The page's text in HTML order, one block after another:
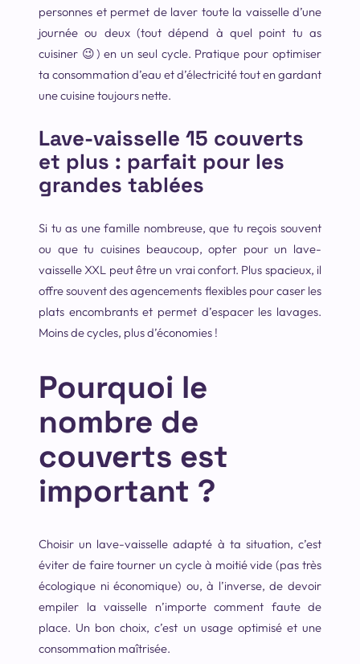
personnes et permet de laver toute la vaisselle d’une
journée ou deux (tout dépend à quel point tu as
cuisiner 😉) en un seul cycle. Pratique pour optimiser
ta consommation d’eau et d’électricité tout en gardant
une cuisine toujours nette.
Lave-vaisselle 15 couverts
et plus : parfait pour les
grandes tablées
Si tu as une famille nombreuse, que tu reçois souvent
ou que tu cuisines beaucoup, opter pour un lave-
vaisselle XXL peut être un vrai confort. Plus spacieux, il
offre souvent des agencements flexibles pour caser les
plats encombrants et permet d’espacer les lavages.
Moins de cycles, plus d’économies !
Pourquoi le
nombre de
couverts est
important ?
Choisir un lave-vaisselle adapté à ta situation, c’est
éviter de faire tourner un cycle à moitié vide (pas très
écologique ni économique) ou, à l’inverse, de devoir
empiler la vaisselle n’importe comment faute de
place. Un bon choix, c’est un usage optimisé et une
consommation maîtrisée.